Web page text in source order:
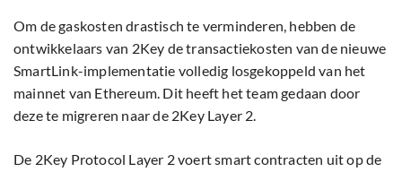
Om de gaskosten drastisch te verminderen, hebben de
ontwikkelaars van 2Key de transactiekosten van de nieuwe
SmartLink-implementatie volledig losgekoppeld van het
mainnet van Ethereum. Dit heeft het team gedaan door
deze te migreren naar de 2Key Layer 2.
De 2Key Protocol Layer 2 voert smart contracten uit op de